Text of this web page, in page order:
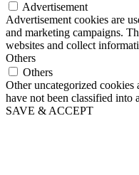
Advertisement
Advertisement cookies are
and marketing campaigns.
websites and collect
Others
Others
Other uncategorized cookies
have not been classified into
SAVE & ACCEPT